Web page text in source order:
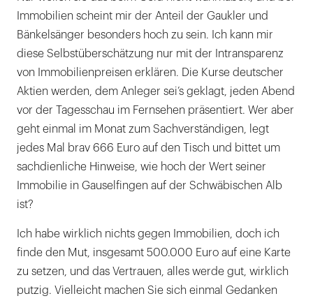
Immobilien scheint mir der Anteil der Gaukler und
Bänkelsänger besonders hoch zu sein. Ich kann mir
diese Selbstüberschätzung nur mit der Intransparenz
von Immobilienpreisen erklären. Die Kurse deutscher
Aktien werden, dem Anleger sei’s geklagt, jeden Abend
vor der Tagesschau im Fernsehen präsentiert. Wer aber
geht einmal im Monat zum Sachverständigen, legt
jedes Mal brav 666 Euro auf den Tisch und bittet um
sachdienliche Hinweise, wie hoch der Wert seiner
Immobilie in Gauselfingen auf der Schwäbischen Alb
ist?
Ich habe wirklich nichts gegen Immobilien, doch ich
finde den Mut, insgesamt 500.000 Euro auf eine Karte
zu setzen, und das Vertrauen, alles werde gut, wirklich
putzig. Vielleicht machen Sie sich einmal Gedanken